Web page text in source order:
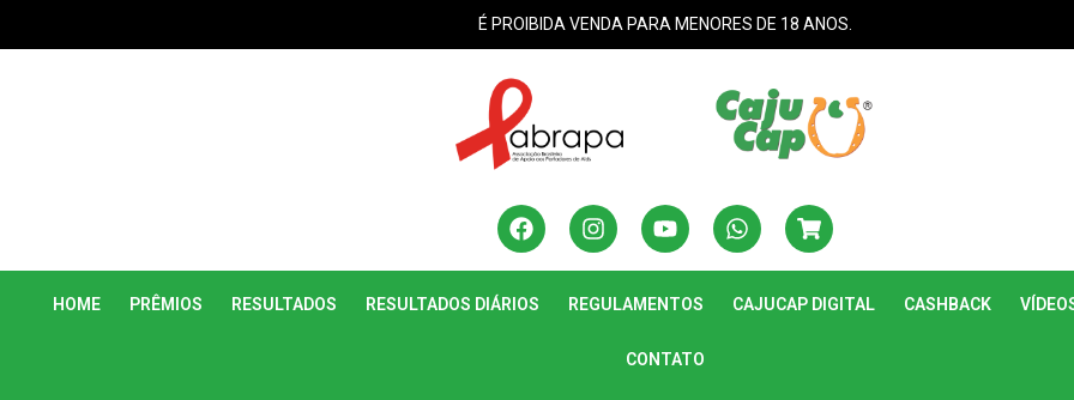
É PROIBIDA VENDA PARA MENORES DE 18 ANOS.
HOME PRÊMIOS RESULTADOS RESULTADOS DIÁRIOS REGULAMENTOS CAJUCAP DIGITAL CASHBACK
CONTATO